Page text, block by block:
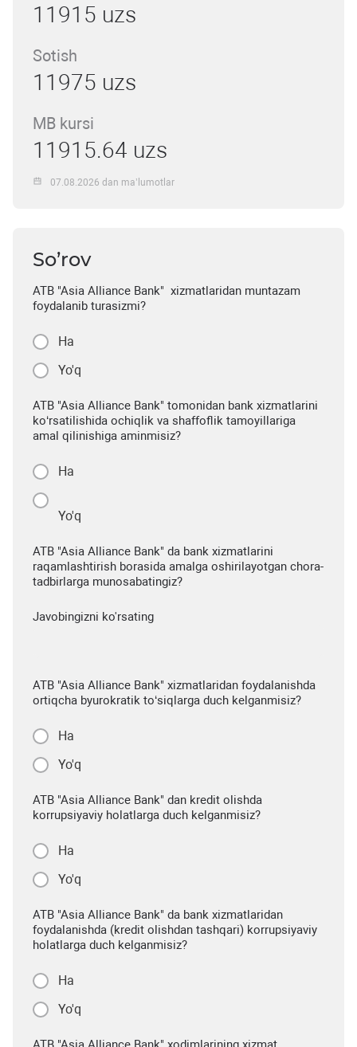
11915 uzs
Sotish
11975 uzs
MB kursi
11915.64 uzs
07.08.2026 dan ma’lumotlar
So’rov
ATB "Asia Alliance Bank" xizmatlaridan muntazam
foydalanib turasizmi?
Ha
Yo'q
ATB "Asia Alliance Bank" tomonidan bank xizmatlarini
ko‘rsatilishida ochiqlik va shaffoflik tamoyillariga
amal qilinishiga aminmisiz?
Ha
Yo'q
ATB "Asia Alliance Bank" da bank xizmatlarini
raqamlashtirish borasida amalga oshirilayotgan chora-
tadbirlarga munosabatingiz?
Javobingizni ko'rsating
ATB "Asia Alliance Bank" xizmatlaridan foydalanishda
ortiqcha byurokratik to‘siqlarga duch kelganmisiz?
Ha
Yo'q
ATB "Asia Alliance Bank" dan kredit olishda
korrupsiyaviy holatlarga duch kelganmisiz?
Ha
Yo'q
ATB "Asia Alliance Bank" da bank xizmatlaridan
foydalanishda (kredit olishdan tashqari) korrupsiyaviy
holatlarga duch kelganmisiz?
Ha
Yo'q